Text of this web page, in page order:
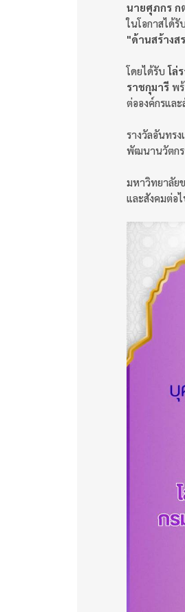
นายศุภกร ก
ในโอกาสได้รั
"ด้านสร้างส
โดยได้รับโล่
ราชกุมารี พ
ต่อองค์กรและ
รางวัลอันทร
พัฒนานวัตกร
มหาวิทยาลัย
และสังคมต่อ